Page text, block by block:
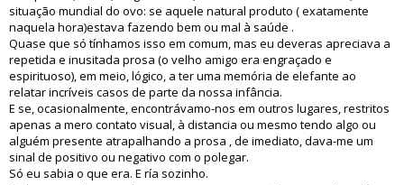
situação mundial do ovo: se aquele natural produto ( exatamente
naquela hora)estava fazendo bem ou mal à saúde .
Quase que só tínhamos isso em comum, mas eu deveras apreciava a
repetida e inusitada prosa (o velho amigo era engraçado e
espirituoso), em meio, lógico, a ter uma memória de elefante ao
relatar incríveis casos de parte da nossa infância.
E se, ocasionalmente, encontrávamo-nos em outros lugares, restritos
apenas a mero contato visual, à distancia ou mesmo tendo algo ou
alguém presente atrapalhando a prosa , de imediato, dava-me um
sinal de positivo ou negativo com o polegar.
Só eu sabia o que era. E ría sozinho.